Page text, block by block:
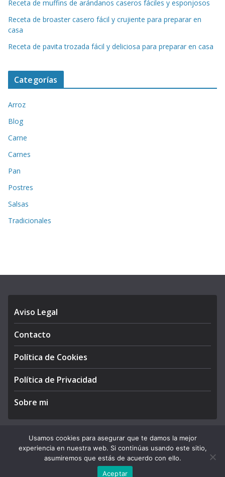
Receta de muffins de arándanos caseros fáciles y esponjosos
Receta de broaster casero fácil y crujiente para preparar en
casa
Receta de pavita trozada fácil y deliciosa para preparar en casa
Categorías
Arroz
Blog
Carne
Carnes
Pan
Postres
Salsas
Tradicionales
Aviso Legal
Contacto
Política de Cookies
Política de Privacidad
Sobre mi
Copyright © 2026APEGA Perú. All rights reserved.
by ThemeGrill. Powered by
Usamos cookies para asegurar que te damos la mejor
experiencia en nuestra web. Si continúas usando este sitio,
asumiremos que estás de acuerdo con ello.
Aceptar